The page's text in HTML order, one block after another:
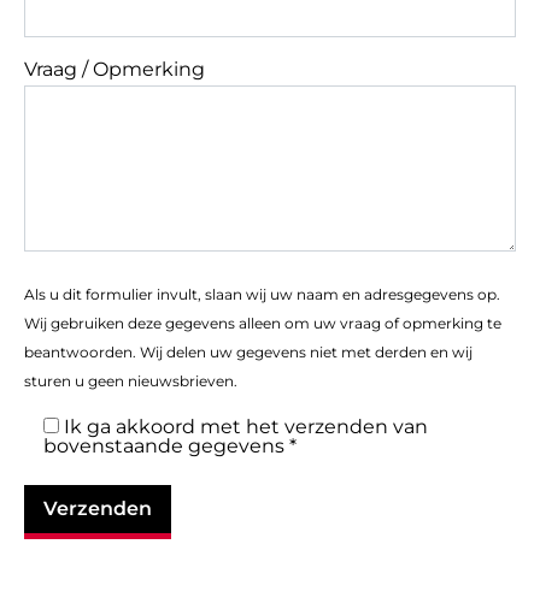
Vraag / Opmerking
Als u dit formulier invult, slaan wij uw naam en adresgegevens op.
Wij gebruiken deze gegevens alleen om uw vraag of opmerking te
beantwoorden. Wij delen uw gegevens niet met derden en wij
sturen u geen nieuwsbrieven.
Ik ga akkoord met het verzenden van
bovenstaande gegevens *